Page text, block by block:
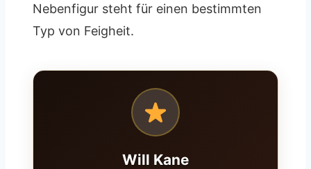
Nebenfigur steht für einen bestimmten
Typ von Feigheit.
Will Kane